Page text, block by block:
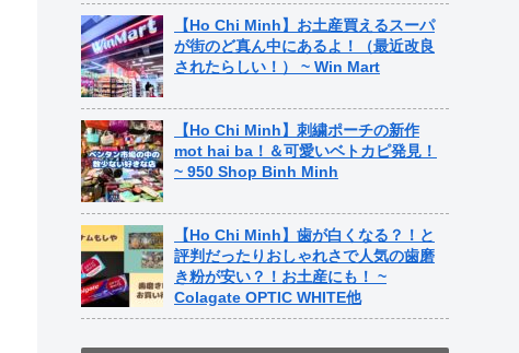
【Ho Chi Minh】お土産買えるスーパ
が街のど真ん中にあるよ！（最近改良
されたらしい！） ~ Win Mart
【Ho Chi Minh】刺繍ポーチの新作
mot hai ba！＆可愛いベトカピ発見！
~ 950 Shop Binh Minh
【Ho Chi Minh】歯が白くなる？！と
評判だったりおしゃれさで人気の歯磨
き粉が安い？！お土産にも！ ~
Colagate OPTIC WHITE他